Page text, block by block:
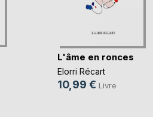
L'âme en ronces
Elorri Récart
10,99 € Livre